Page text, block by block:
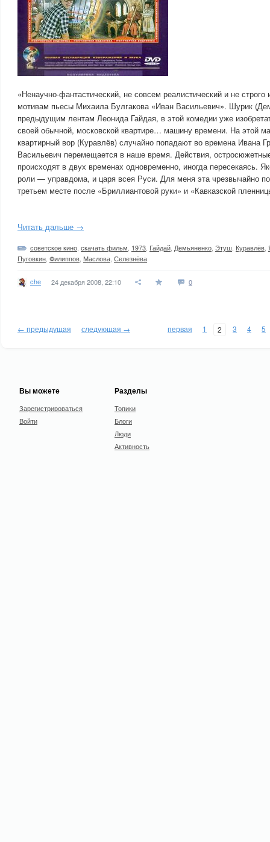
«Ненаучно-фантастический, не совсем реалистический и не
мотивам пьесы Михаила Булгакова «Иван Васильевич». Шурик
предыдущим лентам Леонида Гайдая, в этой комедии уже
своей обычной, московской квартире… машину времени. На этой
квартирный вор (Куравлёв) случайно попадают во времена Ивана
Васильевич перемещается в наше время. Действия,
происходят в двух временах одновременно, иногда пересекаясь.
роли — управдома, и царя всея Руси. Для меня эта чрезвычайно
третьем месте после «Бриллиантовой руки» и «Кавказской
Читать дальше →
советское кино скачать фильм 1973 Гайдай Демьяненко Этуш Куравлёв
Пуговкин Филиппов Маслова Селезнёва
che 24 декабря 2008, 22:10 0
← предыдущая следующая → первая 1 2 3 4 5
Вы можете
Зарегистрироваться
Войти
Разделы
Топики
Блоги
Люди
Активность